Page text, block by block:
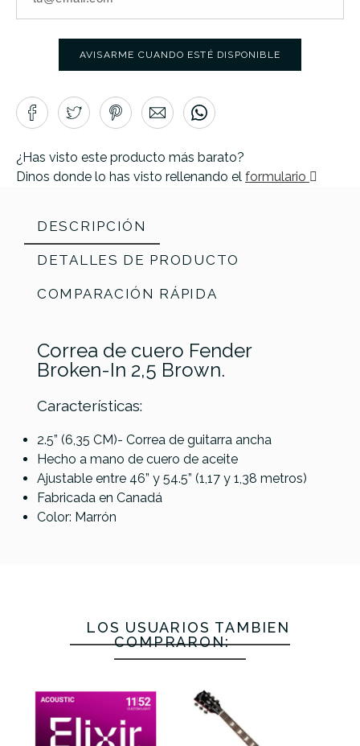
AVISARME CUANDO ESTÉ DISPONIBLE
¿Has visto este producto más barato?
Dinos donde lo has visto rellenando el formulario
DESCRIPCIÓN
DETALLES DE PRODUCTO
COMPARACIÓN RÁPIDA
Correa de cuero Fender
Broken-In 2,5 Brown.
Características:
2.5” (6,35 CM)- Correa de guitarra ancha
Hecho a mano de cuero de aceite
Ajustable entre 46” y 54.5” (1,17 y 1,38 metros)
Fabricada en Canadá
Color: Marrón
Referencia CORRGUIFEN073
RightOn
Carbon
Blk
Ernie Ball
4145 Correa
RightOn
Charm-60
Charm-60
LOS USUARIOS TAMBIÉN
COMPRARON: